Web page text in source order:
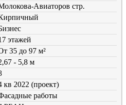
Авиаторов стр.
этажей
35 до 97 м²
- 5,8 м
кв 2022 (проект)
работы